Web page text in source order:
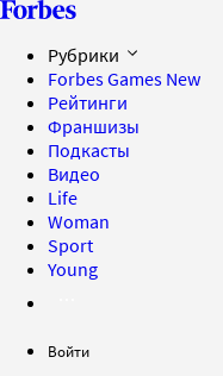
Рубрики
Forbes Games New
Рейтинги
Франшизы
Подкасты
Видео
Life
Woman
Sport
Young
Войти